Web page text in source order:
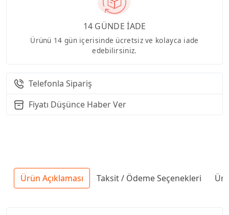
14 GÜNDE İADE
Ürünü 14 gün içerisinde ücretsiz ve kolayca iade
edebilirsiniz.
Telefonla Sipariş
Fiyatı Düşünce Haber Ver
Ürün Açıklaması Taksit / Ödeme Seçenekleri